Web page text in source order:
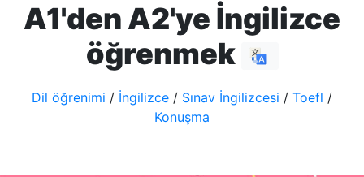
A1'den A2'ye İngilizce
öğrenmek
Dil öğrenimi / İngilizce / Sınav İngilizcesi / Toefl /
Konuşma